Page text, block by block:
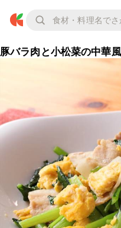
豚バラ肉と小松菜の中華